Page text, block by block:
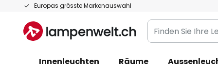
Europas grösste Markenauswahl
Zum
springen
Finden
Sie
Leuchte...
Innenleuchten Räume